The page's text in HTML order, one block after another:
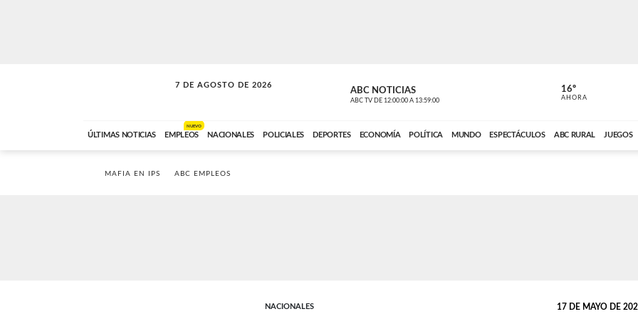
7 DE AGOSTO DE 2026
A DE LA TARDE ABC NOTICIAS
ABC TV DE 12:00:00 A 13:59:00 ABC CARDINAL
16º
AHORA
ÚLTIMAS NOTICIAS EMPLEOS
NUEVO
NACIONALES POLICIALES DEPORTES ECONOMÍA POLÍTICA MUNDO ESPECTÁCULOS ABC RURAL JUEGOS
MAFIA EN IPS ABC EMPLEOS
NACIONALES 17 DE MAYO DE